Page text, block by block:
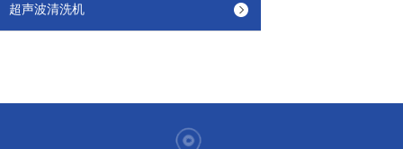
超声波清洗机